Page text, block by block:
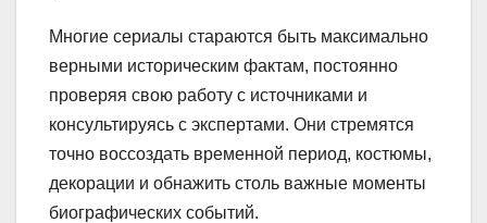
Многие сериалы стараются быть максимально
верными историческим фактам, постоянно
проверяя свою работу с источниками и
консультируясь с экспертами. Они стремятся
точно воссоздать временной период, костюмы,
декорации и обнажить столь важные моменты
биографических событий.